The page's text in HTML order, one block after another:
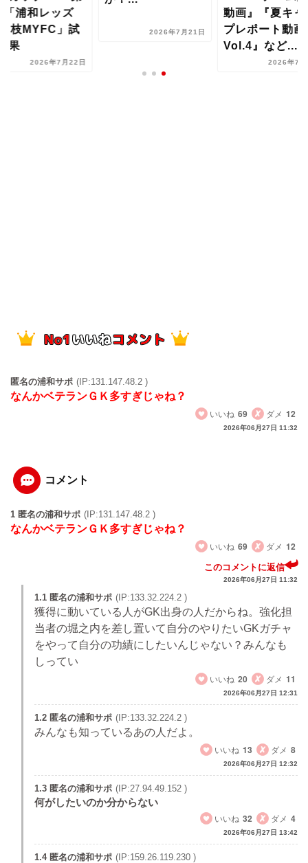
2026年7月21日
動画』『夏キャン
プレポート動画
2戦「
vs藤枝
合結果
匿名の浦和サポ (IP:131.147.48.2 )
なんかベテランＧＫ多すぎじゃね？
いいね 69 ダメ 12
2026年06月27日 11:32
コメント
1 匿名の浦和サポ (IP:131.147.48.2 )
なんかベテランＧＫ多すぎじゃね？
いいね 69 ダメ 12
このコメントに返信
2026年06月27日 11:32
1.1 匿名の浦和サポ (IP:133.32.224.2 )
獲得に動いている人がGK出身の人だからね。強化担
当者の堀之内を差し置いて自分のやりたいGKガチャ
をやって自分の功績にしたいんじゃない？みんなも
しってい
いいね 20 ダメ 11
2026年06月27日 12:31
1.2 匿名の浦和サポ (IP:133.32.224.2 )
みんなも知っているあの人だよ。
いいね 13 ダメ 8
2026年06月27日 12:32
1.3 匿名の浦和サポ (IP:27.94.49.152 )
何がしたいのか分からない
いいね 32 ダメ 4
2026年06月27日 13:42
1.4 匿名の浦和サポ (IP:159.26.119.230 )